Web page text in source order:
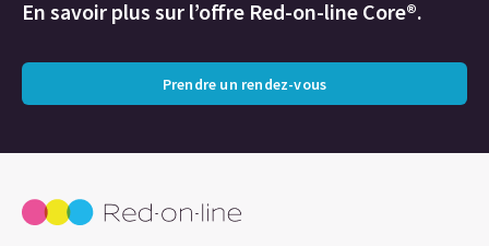
En savoir plus sur l’offre Red-on-line Core®.
Prendre un rendez-vous